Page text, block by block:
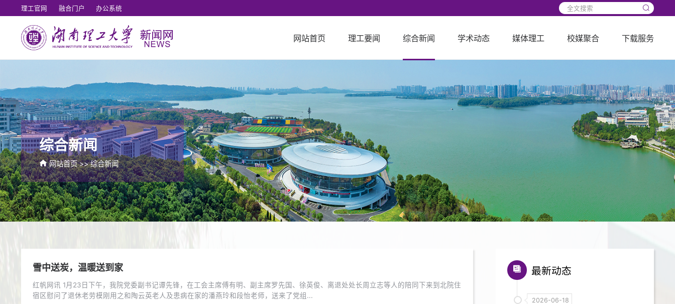
理工官网 融合门户 办公系统
网站首页 理工要闻 综合新闻 学术动态 媒体理工 校媒聚合 下载服务
综合新闻
网站首页>>综合新闻
雪中送炭，温暖送到家
红帆网讯 1月23日下午，我院党委副书记谭先锋，在工会主席傅有明、副主席罗先国、徐英俊、离退处处长周立志等人的陪同下来到北院住
宿区慰问了退休老劳模刚用之和陶云英老人及患病在家的潘燕玲和段怡老师，送来了党组...
最新动态
2026-06-18